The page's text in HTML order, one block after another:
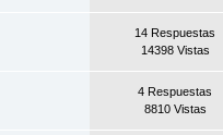
14 Respuestas
14398 Vistas
4 Respuestas
8810 Vistas